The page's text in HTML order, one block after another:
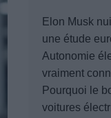
Elon Musk
une étude
Autonomie
vraiment
Pourquoi le
voitures